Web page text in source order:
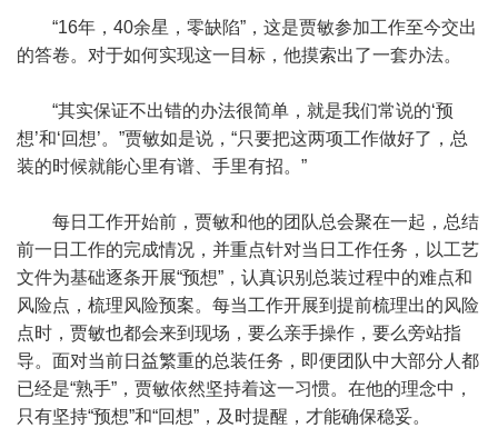
“16年，40余星，零缺陷”，这是贾敏参加工作至今交出
的答卷。对于如何实现这一目标，他摸索出了一套办法。
“其实保证不出错的办法很简单，就是我们常说的‘预
想’和‘回想’。”贾敏如是说，“只要把这两项工作做好了，总
装的时候就能心里有谱、手里有招。”
每日工作开始前，贾敏和他的团队总会聚在一起，总结
前一日工作的完成情况，并重点针对当日工作任务，以工艺
文件为基础逐条开展“预想”，认真识别总装过程中的难点和
风险点，梳理风险预案。每当工作开展到提前梳理出的风险
点时，贾敏也都会来到现场，要么亲手操作，要么旁站指
导。面对当前日益繁重的总装任务，即便团队中大部分人都
已经是“熟手”，贾敏依然坚持着这一习惯。在他的理念中，
只有坚持“预想”和“回想”，及时提醒，才能确保稳妥。